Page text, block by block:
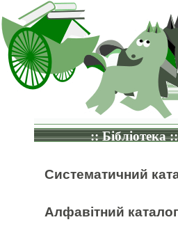
:: Бібліотека ::
Систематичний
Алфавітний каталог